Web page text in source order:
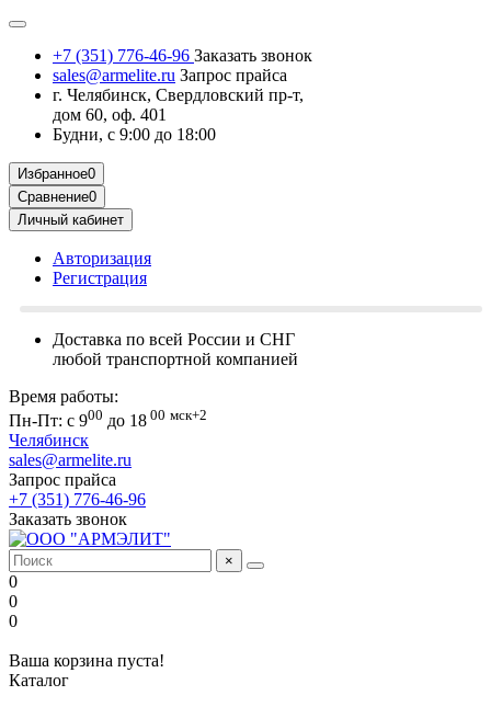
+7 (351) 776-46-96 Заказать звонок
sales@armelite.ru Запрос прайса
г. Челябинск, Свердловский пр-т,
дом 60, оф. 401
Будни, с 9:00 до 18:00
Избранное0
Сравнение0
Личный кабинет
Авторизация
Регистрация
Доставка по всей России и СНГ
любой транспортной компанией
Время работы:
Пн-Пт: с 900 до 18 00 мск+2
Челябинск
sales@armelite.ru
Запрос прайса
+7 (351) 776-46-96
Заказать звонок
×
0
0
0
Ваша корзина пуста!
Каталог